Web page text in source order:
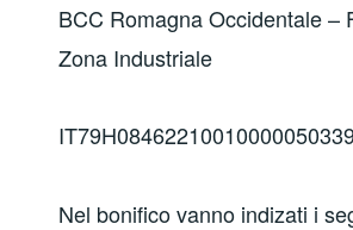
BCC Romagna Occidentale –
Zona Industriale
Nel bonifico vanno indizati i